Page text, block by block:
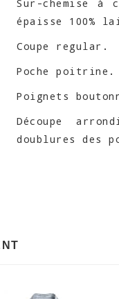
Sur-chemise à
épaisse 100%
Coupe regular.
Poche poitrine.
Poignets
Découpe
doublures des